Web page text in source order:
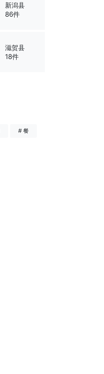
新潟县
86件
滋贺县
18件
# 餐